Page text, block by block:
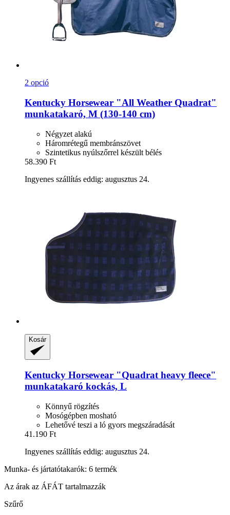
2 opció
Kentucky Horsewear "All Weather Quadrat"
munkatakaró, M (130-​140 cm)
Négyzet alakú
Háromrétegű membránszövet
Szintetikus nyúlszőrrel készült bélés
58.390 Ft
Ingyenes szállítás eddig: augusztus 24.
Kosár
Kentucky Horsewear "Quadrat heavy fleece"
munkatakaró kockás, L
Könnyű rögzítés
Mosógépben mosható
Lehetővé teszi a ló gyors megszáradását
41.190 Ft
Ingyenes szállítás eddig: augusztus 24.
Munka- és jártatótakarók: 6 termék
Az árak az ÁFÁT tartalmazzák
Szűrő